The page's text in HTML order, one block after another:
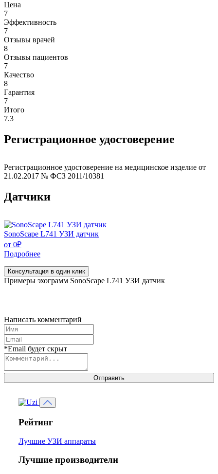
Цена
7
Эффективность
7
Отзывы врачей
8
Отзывы пациентов
7
Качество
8
Гарантия
7
Итого
7.3
Регистрационное удостоверение
Регистрационное удостоверение на медицинское изделие от
21.02.2017 № ФСЗ 2011/10381
Датчики
SonoScape L741 УЗИ датчик
от 0₽
Подробнее
Консультация в один клик
Примеры эхограмм SonoScape L741 УЗИ датчик
Написать комментарий
*Email будет скрыт
Отправить
Рейтинг
Лучшие УЗИ аппараты
Лучшие производители